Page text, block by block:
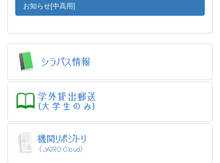
お知らせ[中高用]